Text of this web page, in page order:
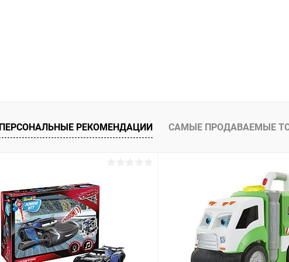
ПЕРСОНАЛЬНЫЕ РЕКОМЕНДАЦИИ САМЫЕ ПРОДАВАЕМЫЕ